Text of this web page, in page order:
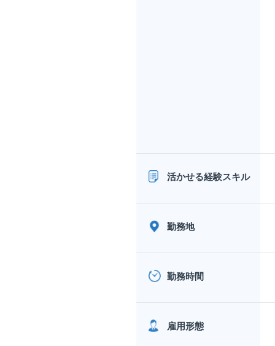
活かせる経験スキル
勤務地
勤務時間
雇用形態